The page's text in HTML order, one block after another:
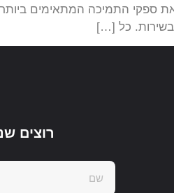
ספקי התמיכה המתאימים
בשירות. כל […]
רוצים